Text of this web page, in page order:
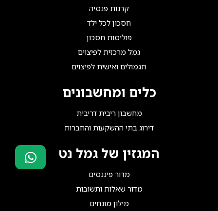
קרנות פנסיה
חסכון לכל ילד
פוליסות חסכון
גמל מרכזית לפיצוים
תגמולים ואישית לפיצוים
כלים ומחשבונים
מחשבון ריבית דריבית
דירוג בתי ההשקעות והחברות
המגזין של גמל נט
מדור פיננסים
מדור שאלות ותשובות
מילון מונחים